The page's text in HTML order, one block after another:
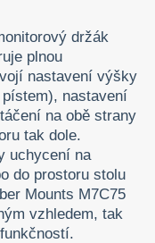
držák
plnou
nastavení výšky
nastavení
na obě strany
tak dole.
uchycení na
do prostoru stolu
Mounts M7C75
vzhledem, tak